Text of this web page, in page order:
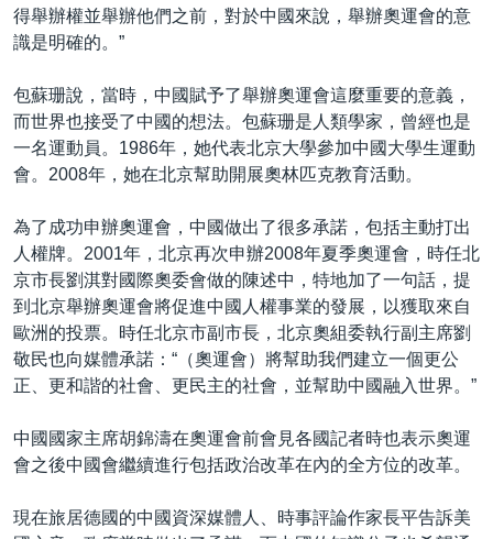
得舉辦權並舉辦他們之前，對於中國來說，舉辦奧運會的意
識是明確的。”
包蘇珊說，當時，中國賦予了舉辦奧運會這麼重要的意義，
而世界也接受了中國的想法。包蘇珊是人類學家，曾經也是
一名運動員。1986年，她代表北京大學參加中國大學生運動
會。2008年，她在北京幫助開展奧林匹克教育活動。
為了成功申辦奧運會，中國做出了很多承諾，包括主動打出
人權牌。2001年，北京再次申辦2008年夏季奧運會，時任北
京市長劉淇對國際奧委會做的陳述中，特地加了一句話，提
到北京舉辦奧運會將促進中國人權事業的發展，以獲取來自
歐洲的投票。時任北京市副市長，北京奧組委執行副主席劉
敬民也向媒體承諾：“（奧運會）將幫助我們建立一個更公
正、更和諧的社會、更民主的社會，並幫助中國融入世界。”
中國國家主席胡錦濤在奧運會前會見各國記者時也表示奧運
會之後中國會繼續進行包括政治改革在內的全方位的改革。
現在旅居德國的中國資深媒體人、時事評論作家長平告訴美